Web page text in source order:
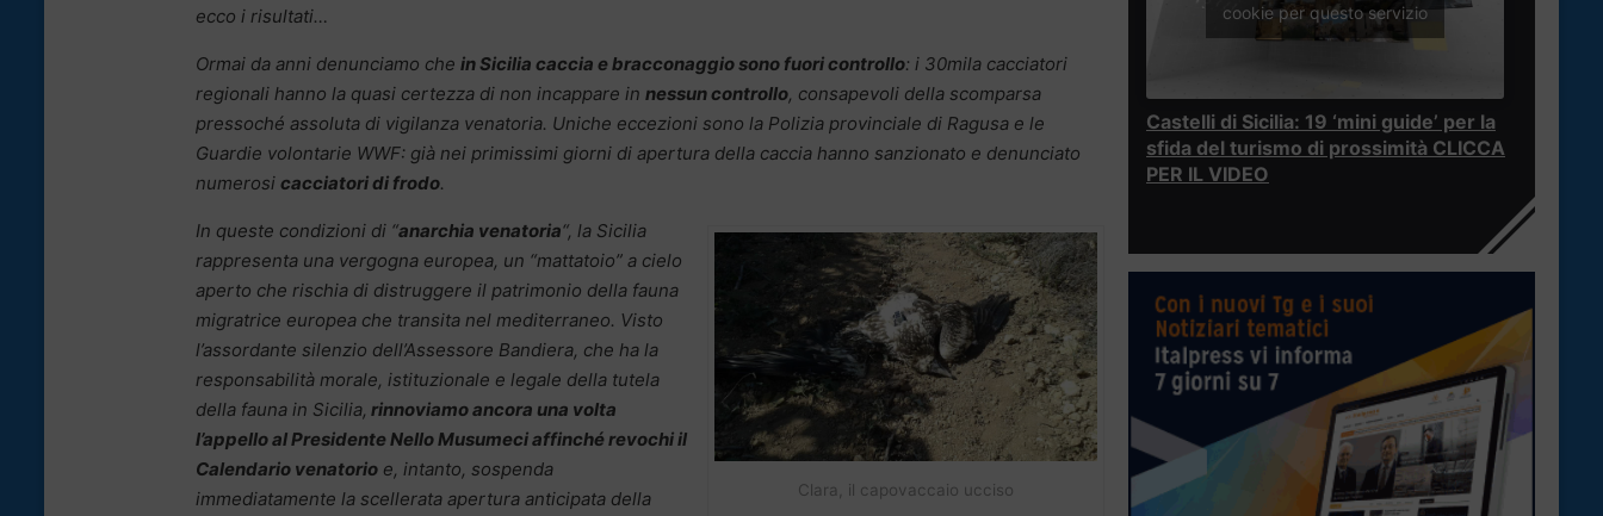
ecco i risultati…
Ormai da anni denunciamo che in Sicilia caccia e bracconaggio sono fuori controllo: i 30mila cacciatori
regionali hanno la quasi certezza di non incappare in nessun controllo, consapevoli della scomparsa
pressoché assoluta di vigilanza venatoria. Uniche eccezioni sono la Polizia provinciale di Ragusa e le
Guardie volontarie WWF: già nei primissimi giorni di apertura della caccia hanno sanzionato e denunciato
numerosi cacciatori di frodo.
Clara, il capovaccaio ucciso
In queste condizioni di “anarchia venatoria“, la Sicilia
rappresenta una vergogna europea, un “mattatoio” a cielo
aperto che rischia di distruggere il patrimonio della fauna
migratrice europea che transita nel mediterraneo. Visto
l’assordante silenzio dell’Assessore Bandiera, che ha la
responsabilità morale, istituzionale e legale della tutela
della fauna in Sicilia, rinnoviamo ancora una volta
l’appello al Presidente Nello Musumeci affinché revochi il
Calendario venatorio e, intanto, sospenda
immediatamente la scellerata apertura anticipata della
cookie per questo servizio
Castelli di Sicilia: 19 ‘mini guide’ per la
sfida del turismo di prossimità CLICCA
PER IL VIDEO